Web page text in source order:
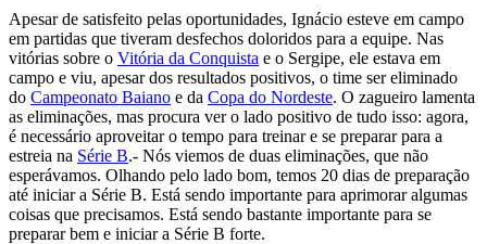
Apesar de satisfeito pelas oportunidades, Ignácio esteve em campo
em partidas que tiveram desfechos doloridos para a equipe. Nas
vitórias sobre o Vitória da Conquista e o Sergipe, ele estava em
campo e viu, apesar dos resultados positivos, o time ser eliminado
do Campeonato Baiano e da Copa do Nordeste. O zagueiro lamenta
as eliminações, mas procura ver o lado positivo de tudo isso: agora,
é necessário aproveitar o tempo para treinar e se preparar para a
estreia na Série B.- Nós viemos de duas eliminações, que não
esperávamos. Olhando pelo lado bom, temos 20 dias de preparação
até iniciar a Série B. Está sendo importante para aprimorar algumas
coisas que precisamos. Está sendo bastante importante para se
preparar bem e iniciar a Série B forte.